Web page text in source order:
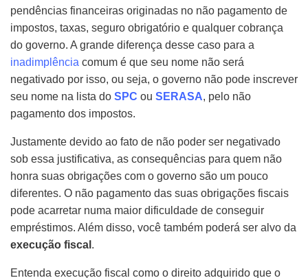
pendências financeiras originadas no não pagamento de
impostos, taxas, seguro obrigatório e qualquer cobrança
do governo. A grande diferença desse caso para a
inadimplência comum é que seu nome não será
negativado por isso, ou seja, o governo não pode inscrever
seu nome na lista do SPC ou SERASA, pelo não
pagamento dos impostos.
Justamente devido ao fato de não poder ser negativado
sob essa justificativa, as consequências para quem não
honra suas obrigações com o governo são um pouco
diferentes. O não pagamento das suas obrigações fiscais
pode acarretar numa maior dificuldade de conseguir
empréstimos. Além disso, você também poderá ser alvo da
execução fiscal .
Entenda execução fiscal como o direito adquirido que o